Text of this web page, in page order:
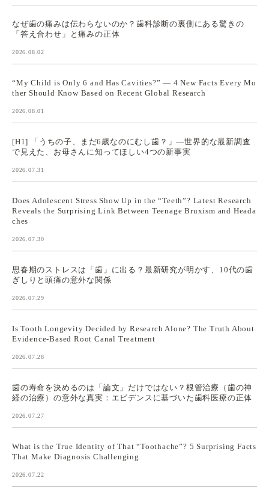
なぜ歯の痛みは伝わらないのか？歯科診断の裏側にある驚きの
「答え合わせ」と痛みの正体
2026.08.02
“My Child is Only 6 and Has Cavities?” — 4 New Facts Every Mo
ther Should Know Based on Recent Global Research
2026.08.01
[H1] 「うちの子、まだ6歳なのにむし歯？」—世界的な最新調査
で見えた、お母さんに知ってほしい4つの新事実
2026.07.31
Does Adolescent Stress Show Up in the “Teeth”? Latest Research
Reveals the Surprising Link Between Teenage Bruxism and Heada
ches
2026.07.30
思春期のストレスは「歯」に出る？最新研究が明かす、10代の歯
ぎしりと頭痛の意外な関係
2026.07.29
Is Tooth Longevity Decided by Research Alone? The Truth About
Evidence-Based Root Canal Treatment
2026.07.28
歯の寿命を決めるのは「論文」だけではない？根管治療（歯の神
経の治療）の意外な真実：エビデンスに基づいた歯科医療の正体
2026.07.27
What is the True Identity of That “Toothache”? 5 Surprising Facts
That Make Diagnosis Challenging
2026.07.22